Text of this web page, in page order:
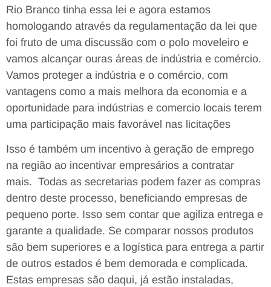
Rio Branco tinha essa lei e agora estamos
homologando através da regulamentação da lei que
foi fruto de uma discussão com o polo moveleiro e
vamos alcançar ouras áreas de indústria e comércio.
Vamos proteger a indústria e o comércio, com
vantagens como a mais melhora da economia e a
oportunidade para indústrias e comercio locais terem
uma participação mais favorável nas licitações
Isso é também um incentivo à geração de emprego
na região ao incentivar empresários a contratar
mais. Todas as secretarias podem fazer as compras
dentro deste processo, beneficiando empresas de
pequeno porte. Isso sem contar que agiliza entrega e
garante a qualidade. Se comparar nossos produtos
são bem superiores e a logística para entrega a partir
de outros estados é bem demorada e complicada.
Estas empresas são daqui, já estão instaladas,